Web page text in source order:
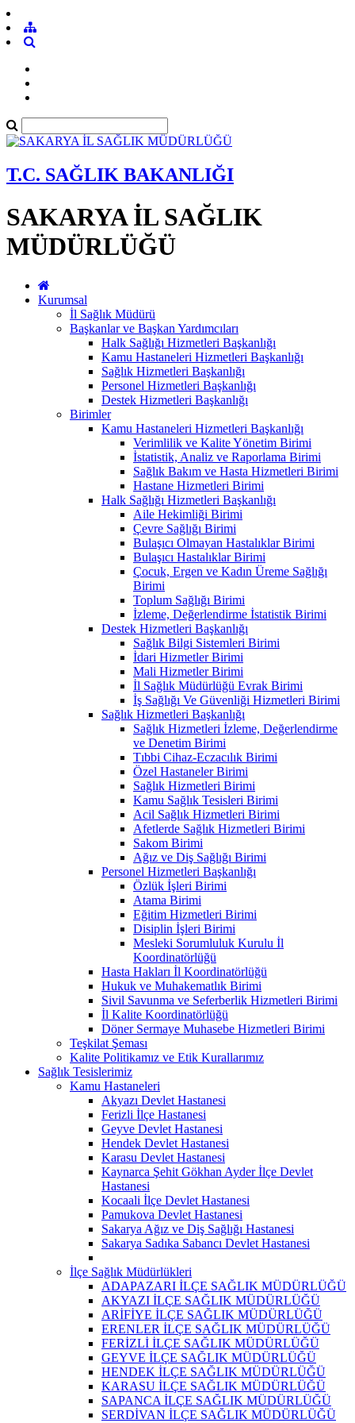
T.C. SAĞLIK BAKANLIĞI
SAKARYA İL SAĞLIK
MÜDÜRLÜĞÜ
Kurumsal
İl Sağlık Müdürü
Başkanlar ve Başkan Yardımcıları
Halk Sağlığı Hizmetleri Başkanlığı
Kamu Hastaneleri Hizmetleri Başkanlığı
Sağlık Hizmetleri Başkanlığı
Personel Hizmetleri Başkanlığı
Destek Hizmetleri Başkanlığı
Birimler
Kamu Hastaneleri Hizmetleri Başkanlığı
Verimlilik ve Kalite Yönetim Birimi
İstatistik, Analiz ve Raporlama Birimi
Sağlık Bakım ve Hasta Hizmetleri Birimi
Hastane Hizmetleri Birimi
Halk Sağlığı Hizmetleri Başkanlığı
Aile Hekimliği Birimi
Çevre Sağlığı Birimi
Bulaşıcı Olmayan Hastalıklar Birimi
Bulaşıcı Hastalıklar Birimi
Çocuk, Ergen ve Kadın Üreme Sağlığı
Birimi
Toplum Sağlığı Birimi
İzleme, Değerlendirme İstatistik Birimi
Destek Hizmetleri Başkanlığı
Sağlık Bilgi Sistemleri Birimi
İdari Hizmetler Birimi
Mali Hizmetler Birimi
İl Sağlık Müdürlüğü Evrak Birimi
İş Sağlığı Ve Güvenliği Hizmetleri Birimi
Sağlık Hizmetleri Başkanlığı
Sağlık Hizmetleri İzleme, Değerlendirme
ve Denetim Birimi
Tıbbi Cihaz-Eczacılık Birimi
Özel Hastaneler Birimi
Sağlık Hizmetleri Birimi
Kamu Sağlık Tesisleri Birimi
Acil Sağlık Hizmetleri Birimi
Afetlerde Sağlık Hizmetleri Birimi
Sakom Birimi
Ağız ve Diş Sağlığı Birimi
Personel Hizmetleri Başkanlığı
Özlük İşleri Birimi
Atama Birimi
Eğitim Hizmetleri Birimi
Disiplin İşleri Birimi
Mesleki Sorumluluk Kurulu İl
Koordinatörlüğü
Hasta Hakları İl Koordinatörlüğü
Hukuk ve Muhakematlık Birimi
Sivil Savunma ve Seferberlik Hizmetleri Birimi
İl Kalite Koordinatörlüğü
Döner Sermaye Muhasebe Hizmetleri Birimi
Teşkilat Şeması
Kalite Politikamız ve Etik Kurallarımız
Sağlık Tesislerimiz
Kamu Hastaneleri
Akyazı Devlet Hastanesi
Ferizli İlçe Hastanesi
Geyve Devlet Hastanesi
Hendek Devlet Hastanesi
Karasu Devlet Hastanesi
Kaynarca Şehit Gökhan Ayder İlçe Devlet
Hastanesi
Kocaali İlçe Devlet Hastanesi
Pamukova Devlet Hastanesi
Sakarya Ağız ve Diş Sağlığı Hastanesi
Sakarya Sadıka Sabancı Devlet Hastanesi
İlçe Sağlık Müdürlükleri
ADAPAZARI İLÇE SAĞLIK MÜDÜRLÜĞÜ
AKYAZI İLÇE SAĞLIK MÜDÜRLÜĞÜ
ARİFİYE İLÇE SAĞLIK MÜDÜRLÜĞÜ
ERENLER İLÇE SAĞLIK MÜDÜRLÜĞÜ
FERİZLİ İLÇE SAĞLIK MÜDÜRLÜĞÜ
GEYVE İLÇE SAĞLIK MÜDÜRLÜĞÜ
HENDEK İLÇE SAĞLIK MÜDÜRLÜĞÜ
KARASU İLÇE SAĞLIK MÜDÜRLÜĞÜ
SAPANCA İLÇE SAĞLIK MÜDÜRLÜĞÜ
SERDİVAN İLÇE SAĞLIK MÜDÜRLÜĞÜ